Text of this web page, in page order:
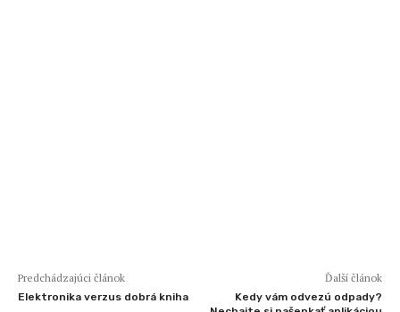
Predchádzajúci článok
Elektronika verzus dobrá kniha
Ďalší článok
Kedy vám odvezú odpady?